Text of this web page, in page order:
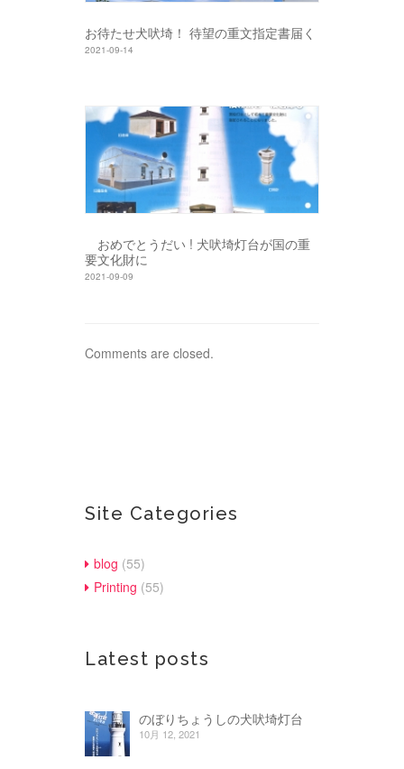
お待たせ犬吠埼！ 待望の重文指定書届く
2021-09-14
おめでとうだい ! 犬吠埼灯台が国の重
要文化財に
2021-09-09
Comments are closed.
Site Categories
blog (55)
Printing (55)
Latest posts
のぼりちょうしの犬吠埼灯台
10月 12, 2021